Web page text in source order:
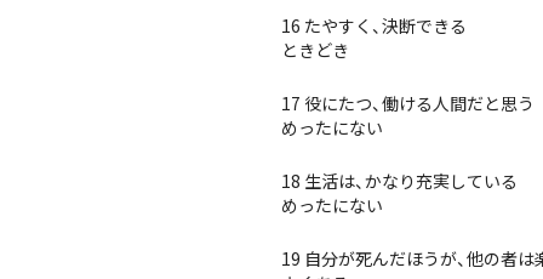
16 たやすく、決断できる
ときどき
17 役にたつ、働ける人間だと思う
めったにない
18 生活は、かなり充実している
めったにない
19 自分が死んだほうが、他の者